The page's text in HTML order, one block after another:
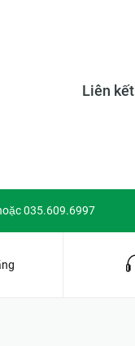
Liên kết
035.609.6997